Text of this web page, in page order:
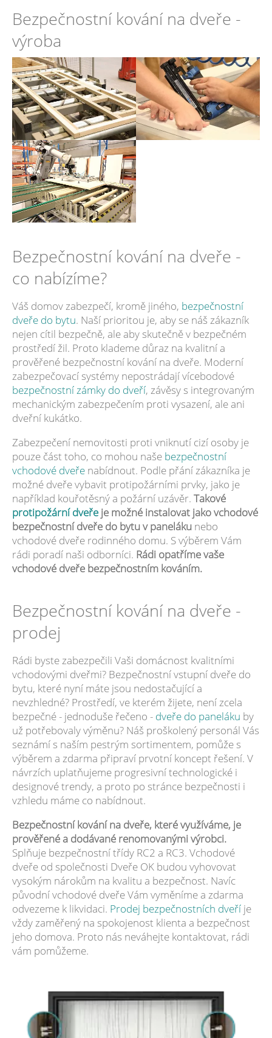
Bezpečnostní kování na dveře -
výroba
Bezpečnostní kování na dveře -
co nabízíme?
Váš domov zabezpečí, kromě jiného, bezpečnostní
dveře do bytu. Naší prioritou je, aby se náš zákazník
nejen cítil bezpečně, ale aby skutečně v bezpečném
prostředí žil. Proto klademe důraz na kvalitní a
prověřené bezpečnostní kování na dveře. Moderní
zabezpečovací systémy nepostrádají vícebodové
bezpečnostní zámky do dveří, závěsy s integrovaným
mechanickým zabezpečením proti vysazení, ale ani
dveřní kukátko.
Zabezpečení nemovitosti proti vniknutí cizí osoby je
pouze část toho, co mohou naše bezpečnostní
vchodové dveře nabídnout. Podle přání zákazníka je
možné dveře vybavit protipožárními prvky, jako je
například kouřotěsný a požární uzávěr. Takové
protipožární dveře je možné instalovat jako vchodové
bezpečnostní dveře do bytu v paneláku nebo
vchodové dveře rodinného domu. S výběrem Vám
rádi poradí naši odborníci. Rádi opatříme vaše
vchodové dveře bezpečnostním kováním.
Bezpečnostní kování na dveře -
prodej
Rádi byste zabezpečili Vaši domácnost kvalitními
vchodovými dveřmi? Bezpečnostní vstupní dveře do
bytu, které nyní máte jsou nedostačující a
nevzhledné? Prostředí, ve kterém žijete, není zcela
bezpečné - jednoduše řečeno - dveře do paneláku by
už potřebovaly výměnu? Náš proškolený personál Vás
seznámí s naším pestrým sortimentem, pomůže s
výběrem a zdarma připraví prvotní koncept řešení. V
návrzích uplatňujeme progresivní technologické i
designové trendy, a proto po stránce bezpečnosti i
vzhledu máme co nabídnout.
Bezpečnostní kování na dveře, které využíváme, je
prověřené a dodávané renomovanými výrobci.
Splňuje bezpečnostní třídy RC2 a RC3. Vchodové
dveře od společnosti Dveře OK budou vyhovovat
vysokým nárokům na kvalitu a bezpečnost. Navíc
původní vchodové dveře Vám vyměníme a zdarma
odvezeme k likvidaci. Prodej bezpečnostních dveří je
vždy zaměřený na spokojenost klienta a bezpečnost
jeho domova. Proto nás neváhejte kontaktovat, rádi
vám pomůžeme.